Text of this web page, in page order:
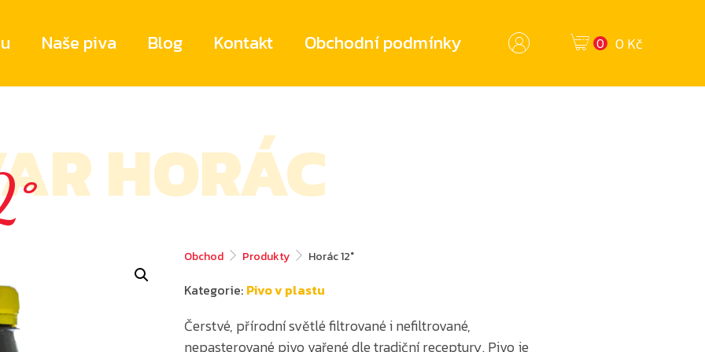
Naše piva Blog Kontakt Obchodní podmínky 0 0 Kč
HORÁC
Obchod Produkty Horác 12°
Kategorie: Pivo v plastu
Čerstvé, přírodní světlé filtrované i nefiltrované,
nepasterované pivo vařené dle tradiční receptury. Pivo je